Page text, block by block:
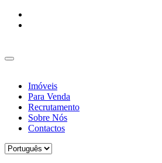
Imóveis
Para Venda
Recrutamento
Sobre Nós
Contactos